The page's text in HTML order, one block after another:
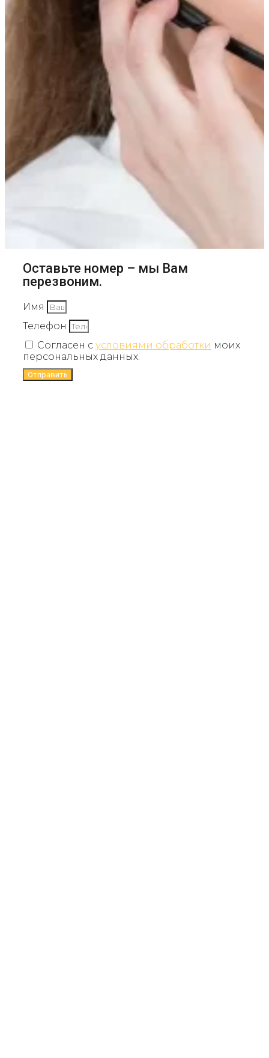
Оставьте номер – мы Вам
перезвоним.
Имя
Телефон
Согласен с условиями обработки моих
персональных данных.
Отправить